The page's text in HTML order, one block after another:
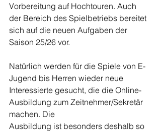
Vorbereitung auf Hochtouren. Auch
der Bereich des Spielbetriebs bereitet
sich auf die neuen Aufgaben der
Saison 25/26 vor.
Natürlich werden für die Spiele von E-
Jugend bis Herren wieder neue
Interessierte gesucht, die die Online-
Ausbildung zum Zeitnehmer/Sekretär
machen. Die
Ausbildung ist besonders deshalb so